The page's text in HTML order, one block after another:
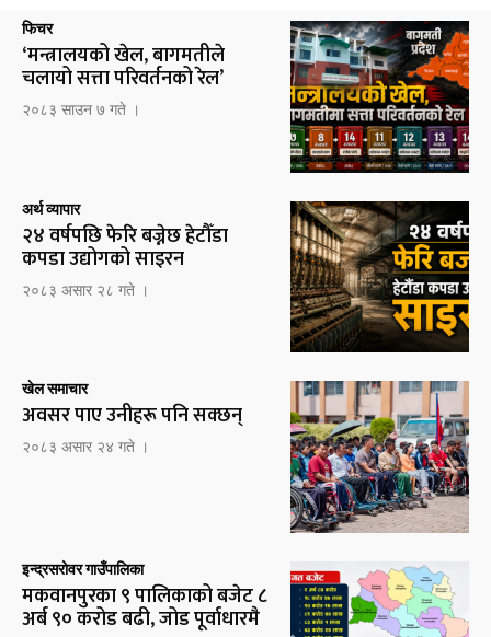
फिचर
‘मन्त्रालयको खेल, बागमतीले
चलायो सत्ता परिवर्तनको रेल’
२०८३ साउन ७ गते ।
अर्थ व्यापार
२४ वर्षपछि फेरि बज्नेछ हेटौँडा
कपडा उद्योगको साइरन
२०८३ असार २८ गते ।
खेल समाचार
अवसर पाए उनीहरू पनि सक्छन्
२०८३ असार २४ गते ।
इन्द्रसरोवर गाउँपालिका
मकवानपुरका ९ पालिकाको बजेट ८
अर्ब ९० करोड बढी, जोड पूर्वाधारमै